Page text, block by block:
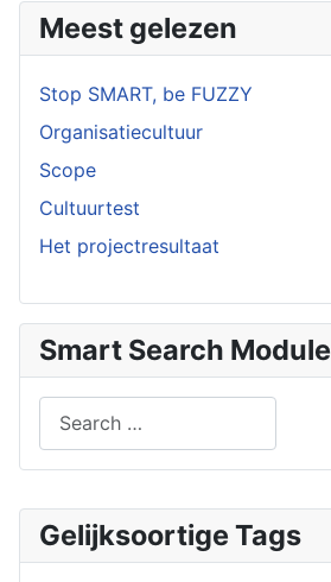
Gelijksoortige Tags
Meest gelezen
Stop SMART, be FUZZY
Organisatiecultuur
Scope
Cultuurtest
Het projectresultaat
Smart Search Module